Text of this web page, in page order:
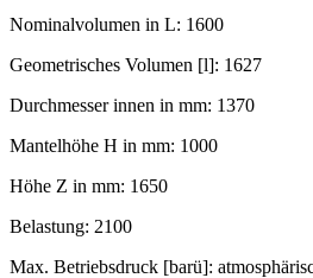
Nominalvolumen in L: 1600
Geometrisches Volumen [l]: 1627
Durchmesser innen in mm: 1370
Mantelhöhe H in mm: 1000
Höhe Z in mm: 1650
Belastung: 2100
Max. Betriebsdruck [barü]: